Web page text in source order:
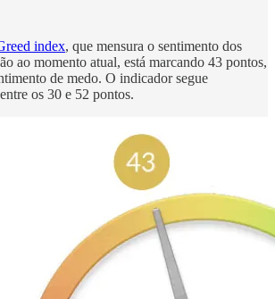
index, que mensura o sentimento dos
ao momento atual, está marcando 43 pontos,
de medo. O indicador segue
os 30 e 52 pontos.